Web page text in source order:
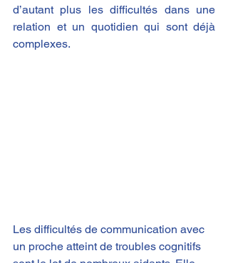
d’autant plus les difficultés dans une
relation et un quotidien qui sont déjà
complexes.
Les difficultés de communication avec
un proche atteint de troubles cognitifs